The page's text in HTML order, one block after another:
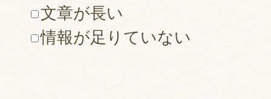
文章が長い
情報が足りていない